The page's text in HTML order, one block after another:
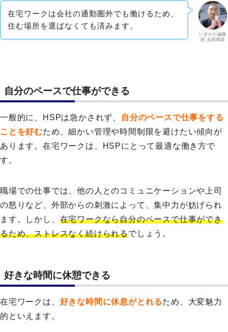
いきかた編集
部 太田博章
在宅ワークは会社の通勤圏外でも働けるため、
住む場所を選ばなくても済みます。
自分のペースで仕事ができる
一般的に、HSPは急かされず、
自分のペースで仕事をする
ことを好むため、細かい管理や時間制限を避けたい傾向が
あります。在宅ワークは、HSPにとって最適な働き方で
す。
職場での仕事では、他の人とのコミュニケーションや上司
の怒りなど、外部からの刺激によって、集中力が妨げられ
ます。しかし、 在宅ワークなら自分のペースで仕事ができ
るため、ストレスなく続けられるでしょう。
好きな時間に休憩できる
在宅ワークは、 好きな時間に休息がとれるため、大変魅力
的といえます。